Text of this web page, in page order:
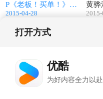
P《老板！买单！》搞
笑微电影
2015-04-28
黄骅
打开方式
优酷
为好内容全力以赴